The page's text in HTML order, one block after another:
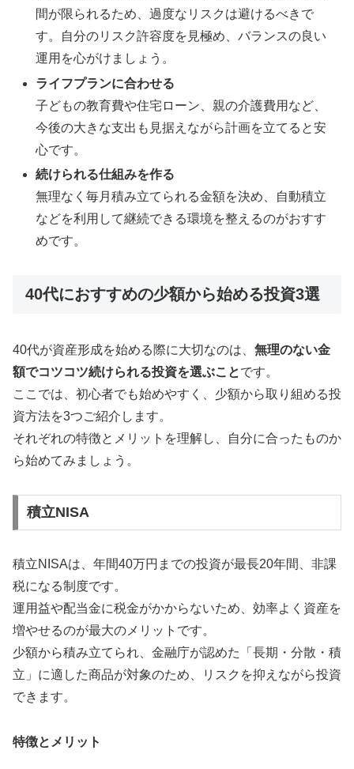
間が限られるため、過度なリスクは避けるべきで
す。自分のリスク許容度を見極め、バランスの良い
運用を心がけましょう。
ライフプランに合わせる
子どもの教育費や住宅ローン、親の介護費用など、
今後の大きな支出も見据えながら計画を立てると安
心です。
続けられる仕組みを作る
無理なく毎月積み立てられる金額を決め、自動積立
などを利用して継続できる環境を整えるのがおすす
めです。
40代におすすめの少額から始める投資3選
40代が資産形成を始める際に大切なのは、 無理のない金
額でコツコツ続けられる投資を選ぶことです。
ここでは、初心者でも始めやすく、少額から取り組める投
資方法を3つご紹介します。
それぞれの特徴とメリットを理解し、自分に合ったものか
ら始めてみましょう。
積立NISA
積立NISAは、年間40万円までの投資が最長20年間、非課
税になる制度です。
運用益や配当金に税金がかからないため、効率よく資産を
増やせるのが最大のメリットです。
少額から積み立てられ、金融庁が認めた「長期・分散・積
立」に適した商品が対象のため、リスクを抑えながら投資
できます。
特徴とメリット